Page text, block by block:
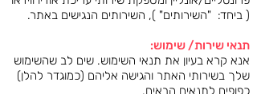
( ביחד: "השירותים" ), השירותים הנגישים באתר.
תנאי שירות/ שימוש:
אנא קרא בעיון את תנאי השימוש. שים לב שהשימוש
שלך בשירותי האתר והגישה אליהם (כמוגדר להלן)
כפופים לתנאים הבאים.